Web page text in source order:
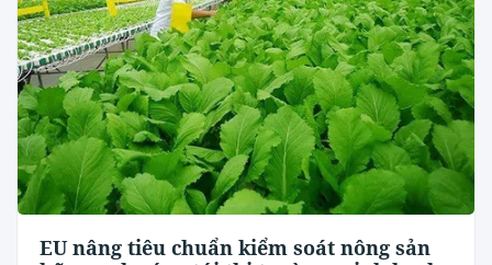
EU nâng tiêu chuẩn kiểm soát nông sản